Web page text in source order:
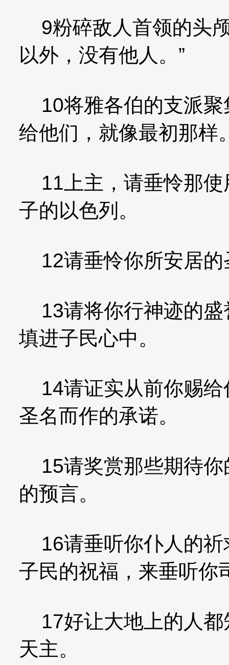
9粉碎敌人首领的头
以外，没有他人。”
10将雅各伯的支派聚
给他们，就像最初那样
11上主，请垂怜那使
子的以色列。
12请垂怜你所安居的
13请将你行神迹的盛
填进子民心中。
14请证实从前你赐给
圣名而作的承诺。
15请奖赏那些期待你
的预言。
16请垂听你仆人的祈
子民的祝福，来垂听你
17好让大地上的人都
天主。